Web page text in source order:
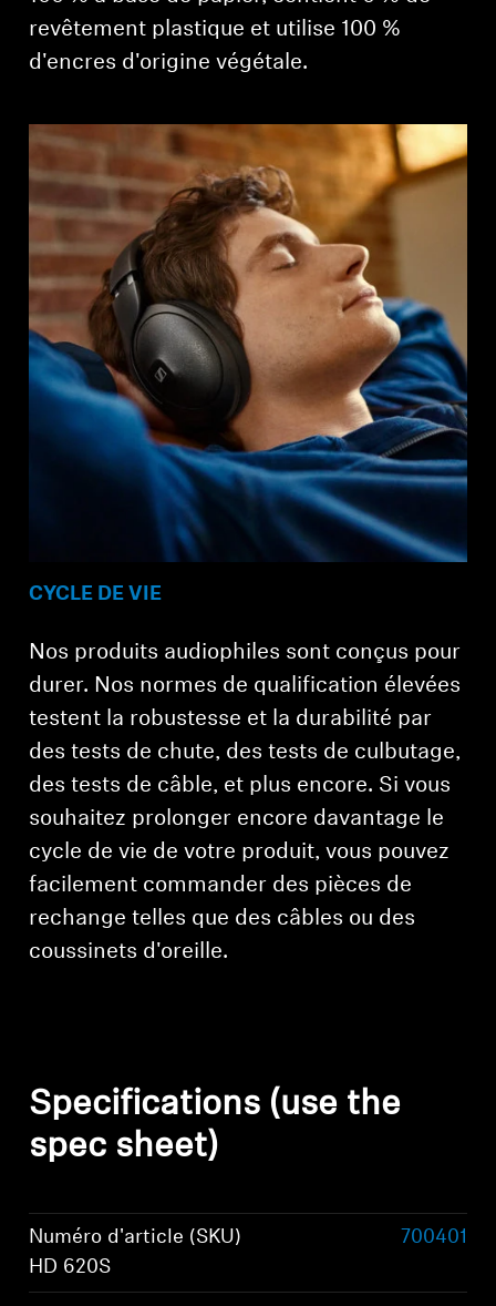
revêtement plastique et utilise 100 %
d'encres d'origine végétale.
CYCLE DE VIE
Nos produits audiophiles sont conçus pour
durer. Nos normes de qualification élevées
testent la robustesse et la durabilité par
des tests de chute, des tests de culbutage,
des tests de câble, et plus encore. Si vous
souhaitez prolonger encore davantage le
cycle de vie de votre produit, vous pouvez
facilement commander des pièces de
rechange telles que des câbles ou des
coussinets d'oreille.
Specifications (use the
spec sheet)
Numéro d'article (SKU)
HD 620S
700401